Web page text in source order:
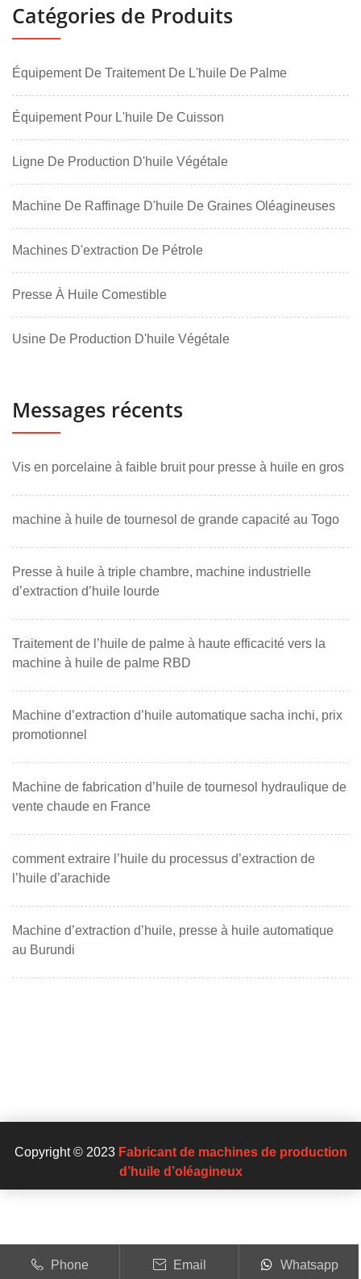
Catégories de Produits
Équipement De Traitement De L'huile De Palme
Équipement Pour L'huile De Cuisson
Ligne De Production D'huile Végétale
Machine De Raffinage D'huile De Graines Oléagineuses
Machines D'extraction De Pétrole
Presse À Huile Comestible
Usine De Production D'huile Végétale
Messages récents
Vis en porcelaine à faible bruit pour presse à huile en gros
machine à huile de tournesol de grande capacité au Togo
Presse à huile à triple chambre, machine industrielle
d’extraction d’huile lourde
Traitement de l’huile de palme à haute efficacité vers la
machine à huile de palme RBD
Machine d’extraction d’huile automatique sacha inchi, prix
promotionnel
Machine de fabrication d’huile de tournesol hydraulique de
vente chaude en France
comment extraire l’huile du processus d’extraction de
l’huile d’arachide
Machine d’extraction d’huile, presse à huile automatique
au Burundi
Copyright © 2023 Fabricant de machines de production
d’huile d’oléagineux
Phone Email Whatsapp